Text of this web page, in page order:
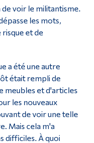
voir le militantisme.
les mots,
et de
a été une autre
était rempli de
meubles et d'articles
les nouveaux
de voir une telle
Mais cela m'a
difficiles. À quoi